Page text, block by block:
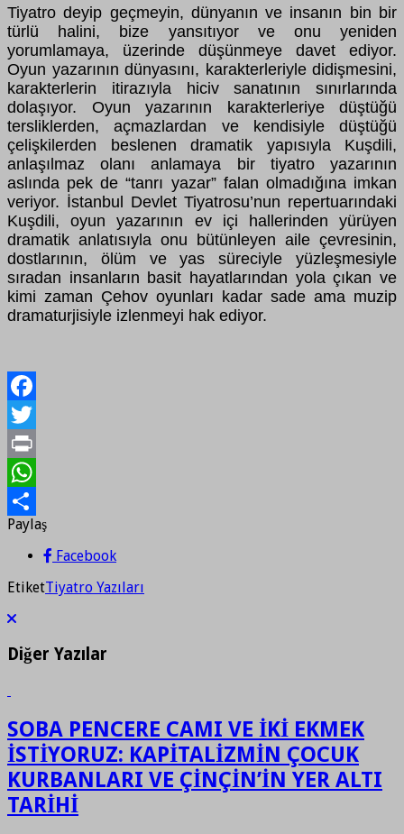
Tiyatro deyip geçmeyin, dünyanın ve insanın bin bir
türlü halini, bize yansıtıyor ve onu yeniden
yorumlamaya, üzerinde düşünmeye davet ediyor.
Oyun yazarının dünyasını, karakterleriyle didişmesini,
karakterlerin itirazıyla hiciv sanatının sınırlarında
dolaşıyor. Oyun yazarının karakterleriye düştüğü
tersliklerden, açmazlardan ve kendisiyle düştüğü
çelişkilerden beslenen dramatik yapısıyla Kuşdili,
anlaşılmaz olanı anlamaya bir tiyatro yazarının
aslında pek de “tanrı yazar” falan olmadığına imkan
veriyor. İstanbul Devlet Tiyatrosu’nun repertuarındaki
Kuşdili, oyun yazarının ev içi hallerinden yürüyen
dramatik anlatısıyla onu bütünleyen aile çevresinin,
dostlarının, ölüm ve yas süreciyle yüzleşmesiyle
sıradan insanların basit hayatlarından yola çıkan ve
kimi zaman Çehov oyunları kadar sade ama muzip
dramaturjisiyle izlenmeyi hak ediyor.
Facebook
Twitter
Print
WhatsApp
Paylaş
Paylaş
Facebook
EtiketTiyatro Yazıları
Diğer Yazılar
SOBA PENCERE CAMI VE İKİ EKMEK
İSTİYORUZ: KAPİTALİZMİN ÇOCUK
KURBANLARI VE ÇİNÇİN’İN YER ALTI
TARİHİ